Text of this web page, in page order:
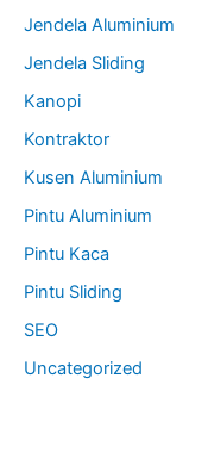
Jendela Aluminium
Jendela Sliding
Kanopi
Kontraktor
Kusen Aluminium
Pintu Aluminium
Pintu Kaca
Pintu Sliding
SEO
Uncategorized